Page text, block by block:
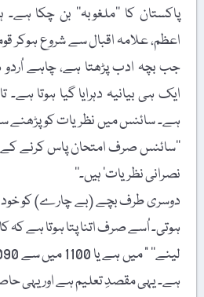
پاکستان کا ’’ملغوبہ‘‘ بن چکا
اعظم، علامہ اقبال سے شروع ہوکر
جب بچہ ادب پڑھتا ہے، چاہے
ایک ہی بیانیہ دہرایا گیا ہوتا ہے۔
ہے۔ سائنس میں نظریات کو پڑھنے
’’سائنس صرف امتحان پاس کرنے کے
نصرانی نظریات‘ ہیں۔‘‘
دوسری طرف بچے (بے چارے) کو
ہوتی۔ اُسے صرف اتنا پتا ہوتا ہے کہ
ہے۔ یہی مقصدِ تعلیم ہے اور